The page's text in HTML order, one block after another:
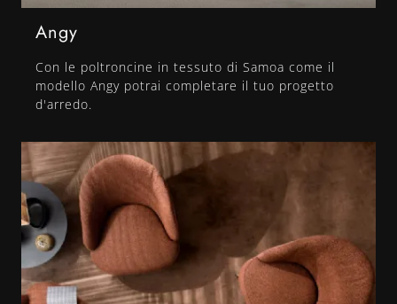
Angy
Con le poltroncine in tessuto di Samoa come il
modello Angy potrai completare il tuo progetto
d'arredo.